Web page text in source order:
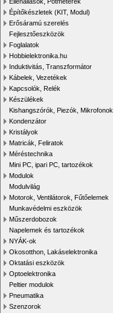
Építőkészletek (KIT, Modul)
Erősáramú szerelés
Fejlesztőeszközök
Foglalatok
Hobbielektronika.hu
Induktivitás, Transzformátor
Kábelek, Vezetékek
Kapcsolók, Relék
Készülékek
Kishangszórók, Piezók, Mikrofonok
Kondenzátor
Kristályok
Matricák, Feliratok
Méréstechnika
Mini PC, ipari PC, tartozékok
Modulok
Modulvilág
Motorok, Ventilátorok, Fűtőelemek
Munkavédelmi eszközök
Műszerdobozok
Napelemek és tartozékok
NYÁK-ok
Okosotthon, Lakáselektronika
Oktatási eszközök
Optoelektronika
Peltier modulok
Pneumatika
Szenzorok